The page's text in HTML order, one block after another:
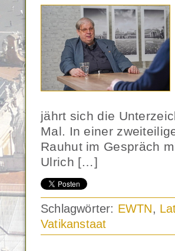
jährt sich die
Mal. In einer
Rauhut im Gespräch
Ulrich […]
Schlagwörter: EWTN,
Vatikanstaat